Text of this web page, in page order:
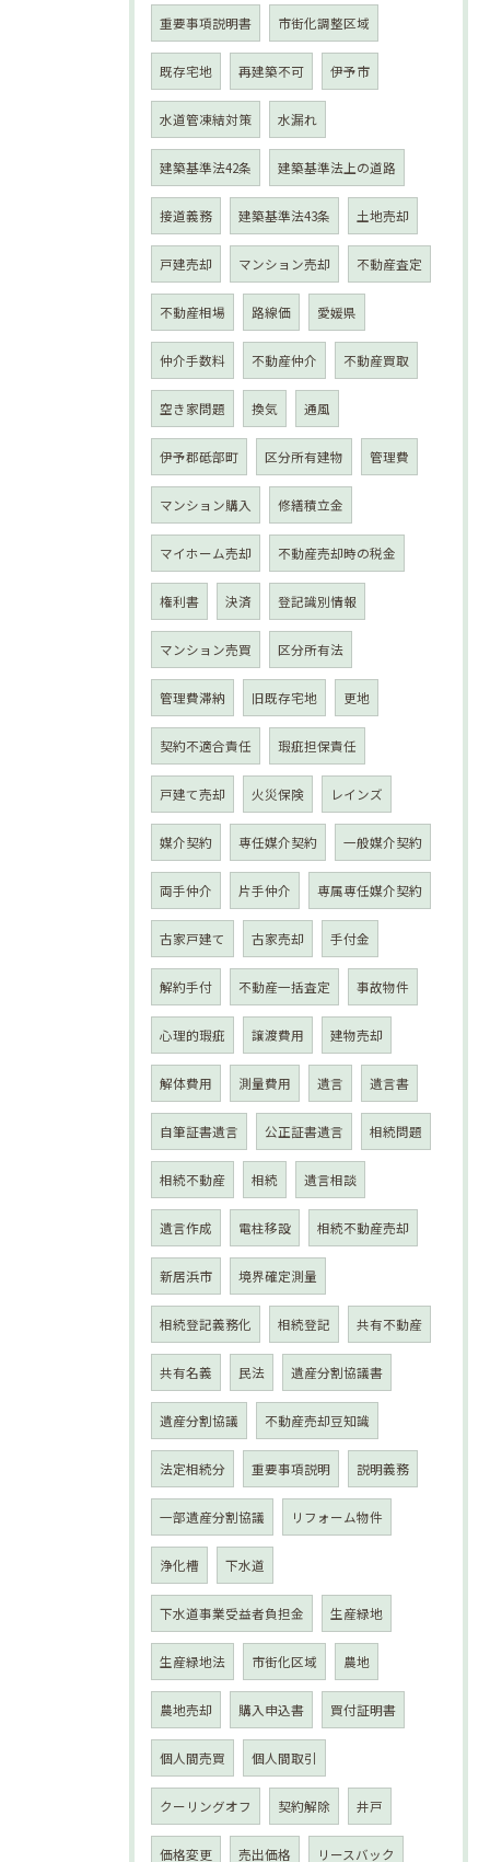
重要事項説明書 市街化調整区域
既存宅地 再建築不可 伊予市
水道管凍結対策 水漏れ
建築基準法42条 建築基準法上の道路
接道義務 建築基準法43条 土地売却
戸建売却 マンション売却 不動産査定
不動産相場 路線価 愛媛県
仲介手数料 不動産仲介 不動産買取
空き家問題 換気 通風
伊予郡砥部町 区分所有建物 管理費
マンション購入 修繕積立金
マイホーム売却 不動産売却時の税金
権利書 決済 登記識別情報
マンション売買 区分所有法
管理費滞納 旧既存宅地 更地
契約不適合責任 瑕疵担保責任
戸建て売却 火災保険 レインズ
媒介契約 専任媒介契約 一般媒介契約
両手仲介 片手仲介 専属専任媒介契約
古家戸建て 古家売却 手付金
解約手付 不動産一括査定 事故物件
心理的瑕疵 譲渡費用 建物売却
解体費用 測量費用 遺言 遺言書
自筆証書遺言 公正証書遺言 相続問題
相続不動産 相続 遺言相談
遺言作成 電柱移設 相続不動産売却
新居浜市 境界確定測量
相続登記義務化 相続登記 共有不動産
共有名義 民法 遺産分割協議書
遺産分割協議 不動産売却豆知識
法定相続分 重要事項説明 説明義務
一部遺産分割協議 リフォーム物件
浄化槽 下水道
下水道事業受益者負担金 生産緑地
生産緑地法 市街化区域 農地
農地売却 購入申込書 買付証明書
個人間売買 個人間取引
クーリングオフ 契約解除 井戸
価格変更 売出価格 リースバック